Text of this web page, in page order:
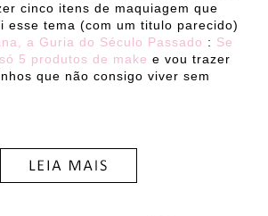
cinco itens de maquiagem que
esse tema (com um titulo parecido)
a Guria do Século Passado : Se
5 produtos de make e vou trazer
que não consigo viver sem